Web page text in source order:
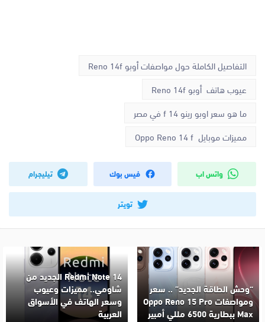
التفاصيل الكاملة حول مواصفات أوبو Reno 14f
عيوب هاتف أوبو Reno 14f
ما هو سعر اوبو رينو 14 f في مصر
مميزات موبايل Oppo Reno 14 f
واتس اب فيس بوك تيليجرام
تويتر
“وحش الطاقة الجديد” .. سعر
ومواصفات Oppo Reno 15 Pro
Max ببطارية 6500 مللي أمبير
Redmi Note 14 الجديد من
شاومي.. مميزات وعيوب
وسعر الهاتف في الأسواق
العربية